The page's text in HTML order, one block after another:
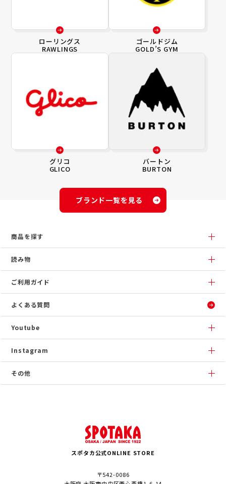
ローリングス
RAWLINGS
ゴールドジム
GOLD’S GYM
グリコ
GLICO
バートン
BURTON
ブランド一覧を見る
商品を探す
読み物
ご利用ガイド
よくある質問
Youtube
Instagram
その他
スポタカ公式ONLINE STORE
〒542-0086